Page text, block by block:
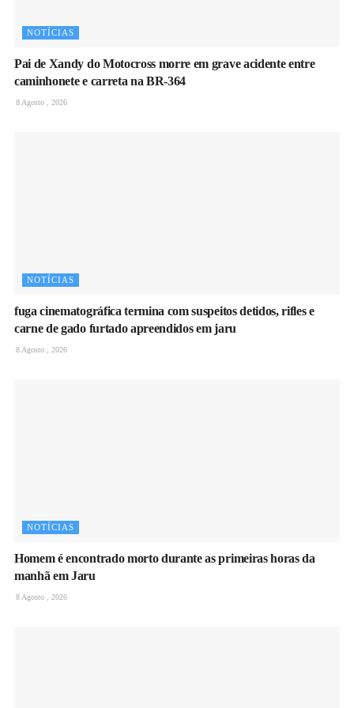
NOTÍCIAS
Pai de Xandy do Motocross morre em grave acidente entre
caminhonete e carreta na BR-364
8 Agosto , 2026
NOTÍCIAS
fuga cinematográfica termina com suspeitos detidos, rifles e
carne de gado furtado apreendidos em jaru
8 Agosto , 2026
NOTÍCIAS
Homem é encontrado morto durante as primeiras horas da
manhã em Jaru
8 Agosto , 2026